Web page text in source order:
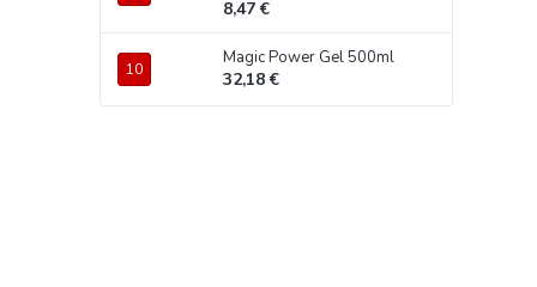
8,47 €
Magic Power Gel 500ml
32,18 €